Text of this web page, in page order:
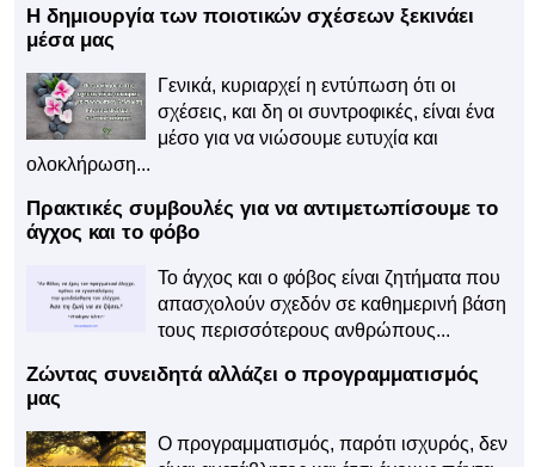
Η δημιουργία των ποιοτικών σχέσεων ξεκινάει
μέσα μας
Γενικά, κυριαρχεί η εντύπωση ότι οι
σχέσεις, και δη οι συντροφικές, είναι ένα
μέσο για να νιώσουμε ευτυχία και
ολοκλήρωση...
Πρακτικές συμβουλές για να αντιμετωπίσουμε το
άγχος και το φόβο
Το άγχος και ο φόβος είναι ζητήματα που
απασχολούν σχεδόν σε καθημερινή βάση
τους περισσότερους ανθρώπους...
Ζώντας συνειδητά αλλάζει ο προγραμματισμός
μας
Ο προγραμματισμός, παρότι ισχυρός, δεν